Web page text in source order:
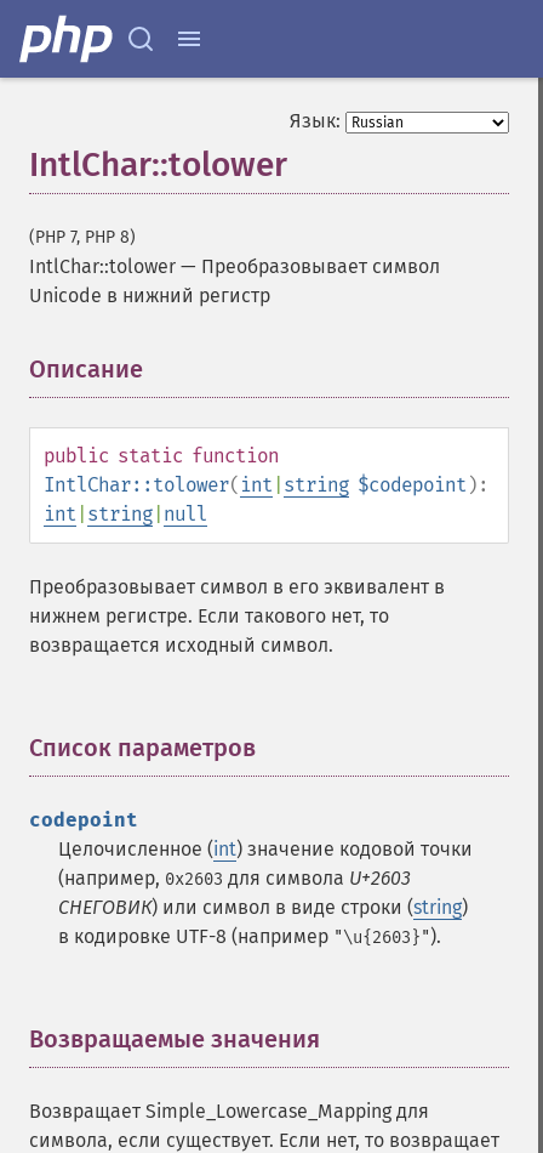
Язык:
IntlChar::tolower
(PHP 7, PHP 8)
IntlChar::tolower — Преобразовывает символ
Unicode в нижний регистр
Описание
public static function
IntlChar::tolower( int string $codepoint ):
int string null
Преобразовывает символ в его эквивалент в
нижнем регистре. Если такового нет, то
возвращается исходный символ.
Список параметров
codepoint
Целочисленное (int) значение кодовой точки
(например, 0x2603 для символа U+2603
СНЕГОВИК) или символ в виде строки (string)
в кодировке UTF-8 (например "\u{2603}").
Возвращаемые значения
Возвращает Simple_Lowercase_Mapping для
символа, если существует. Если нет, то возвращает